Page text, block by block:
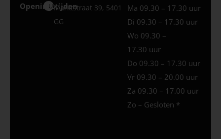
Openingstijden
Uden
Marktstraat 39, 5401
GG
Ma 09.30 – 17.30 uur
Di 09.30 – 17.30 uur
Wo 09.30 –
17.30 uur
Do 09.30 – 17.30 uur
Vr 09.30 – 20.00 uur
Za 09.30 – 17.00 uur
Zo – Gesloten *